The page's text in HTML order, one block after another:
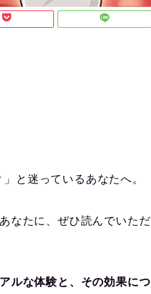
と迷っているあなたへ。
なたに、ぜひ読んでいただ
ルな体験と、その効果につ